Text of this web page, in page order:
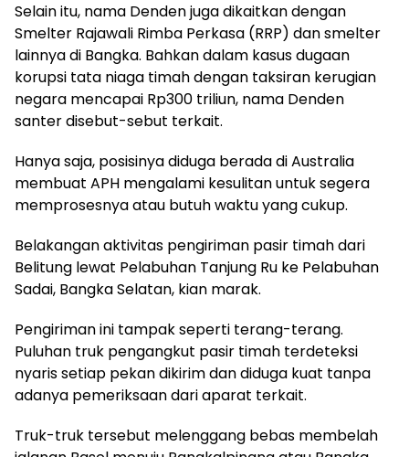
Selain itu, nama Denden juga dikaitkan dengan
Smelter Rajawali Rimba Perkasa (RRP) dan smelter
lainnya di Bangka. Bahkan dalam kasus dugaan
korupsi tata niaga timah dengan taksiran kerugian
negara mencapai Rp300 triliun, nama Denden
santer disebut-sebut terkait.
Hanya saja, posisinya diduga berada di Australia
membuat APH mengalami kesulitan untuk segera
memprosesnya atau butuh waktu yang cukup.
Belakangan aktivitas pengiriman pasir timah dari
Belitung lewat Pelabuhan Tanjung Ru ke Pelabuhan
Sadai, Bangka Selatan, kian marak.
Pengiriman ini tampak seperti terang-terang.
Puluhan truk pengangkut pasir timah terdeteksi
nyaris setiap pekan dikirim dan diduga kuat tanpa
adanya pemeriksaan dari aparat terkait.
Truk-truk tersebut melenggang bebas membelah